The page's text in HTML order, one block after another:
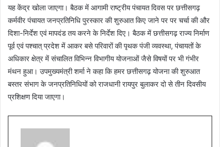
यह केंद्र खोला जाएगा। बैठक में आगामी राष्ट्रीय पंचायत दिवस पर छत्तीसगढ़
कर्मवीर पंचायत जनप्रतिनिधि पुरस्कार की शुरुआत किए जाने पर पर चर्चा की और
दिशा-निर्देश एवं मापदंड तय करने के निर्देश दिए। बैठक में छत्तीसगढ़ राज्य निर्माण
पूर्व एवं पश्चात् प्रदेश में आकर बसे परिवारों की पृथक पंजी व्यवस्था, पंचायतों के
अधिकार क्षेत्र में संचालित विभिन्न विभागीय योजनाओं जैसे विषयों पर भी गंभीर
मंथन हुआ। उपमुख्यमंत्री शर्मा ने कहा कि हमर छत्तीसगढ़ योजना की शुरुआत
बस्तर संभाग के जनप्रतिनिधियों को राजधानी रायपुर बुलाकर दो से तीन दिवसीय
प्रशिक्षण दिया जाएगा।